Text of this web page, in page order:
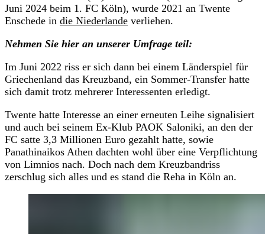
Juni 2024 beim 1. FC Köln), wurde 2021 an Twente
Enschede in die Niederlande verliehen.
Nehmen Sie hier an unserer Umfrage teil:
Im Juni 2022 riss er sich dann bei einem Länderspiel für
Griechenland das Kreuzband, ein Sommer-Transfer hatte
sich damit trotz mehrerer Interessenten erledigt.
Twente hatte Interesse an einer erneuten Leihe signalisiert
und auch bei seinem Ex-Klub PAOK Saloniki, an den der
FC satte 3,3 Millionen Euro gezahlt hatte, sowie
Panathinaikos Athen dachten wohl über eine Verpflichtung
von Limnios nach. Doch nach dem Kreuzbandriss
zerschlug sich alles und es stand die Reha in Köln an.